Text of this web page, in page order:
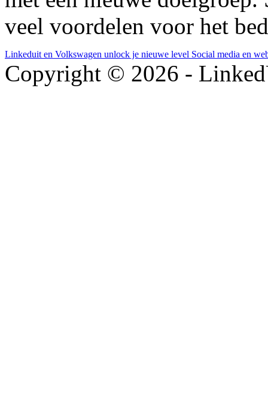
veel voordelen voor het
Linkeduit en Volkswagen unlock je nieuwe level Social media en
Copyright © 2026 -